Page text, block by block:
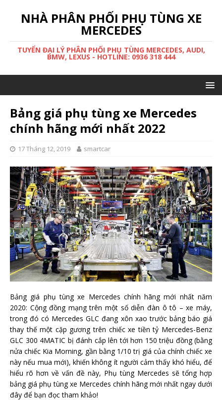
NHÀ PHÂN PHỐI PHỤ TÙNG XE
MERCEDES
TUYỂN ĐẠI LÝ PHÂN PHỐI PHỤ TÙNG MERCEDES, AUDI,
BMW, LEXUS - HOTLINE: 0936 318 444
Bảng giá phụ tùng xe Mercedes
chính hãng mới nhất 2022
17 Tháng 12, 2019 smartcar
Bảng giá phụ tùng xe Mercedes chính hãng mới nhất năm
2020: Cộng đồng mạng trên một số diễn đàn ô tô – xe máy,
trong đó có Mercedes GLC đang xôn xao trước bảng báo giá
thay thế một cặp gương trên chiếc xe tiền tỷ Mercedes-Benz
GLC 300 4MATIC bị đánh cắp lên tới hơn 150 triệu đồng (bằng
nửa chiếc Kia Morning, gần bằng 1/10 trị giá của chính chiếc xe
này nếu mua mới), khiến không ít người cảm thấy khó hiểu, để
hiểu rõ hơn về vấn đề này, Phụ tùng Mercedes sẽ tổng hợp
bảng giá phụ tùng xe Mercedes chính hãng mới nhất ngay dưới
đây để bạn đọc tham khảo!